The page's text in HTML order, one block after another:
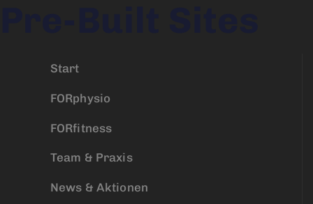
Start
FORphysio
FORfitness
Team & Praxis
News & Aktionen